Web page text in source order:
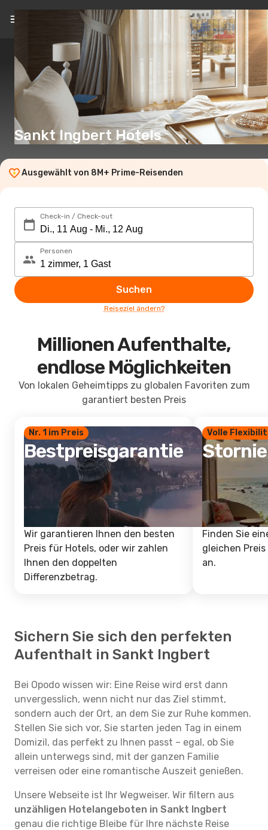
DE(CHF)
Sankt Ingbert Hotels
Ausgewählt von 8M+ Prime-Reisenden
Check-in / Check-out
Personen
Suchen
Reiseziel ändern?
Millionen Aufenthalte,
endlose Möglichkeiten
Von lokalen Geheimtipps zu globalen Favoriten zum
garantiert besten Preis
Nr. 1 im Preis
Bestpreisgarantie
Wir garantieren Ihnen den besten
Preis für Hotels, oder wir zahlen
Ihnen den doppelten
Differenzbetrag.
Volle
Finden Sie
gleichen
an.
Sichern Sie sich den perfekten
Aufenthalt in Sankt Ingbert
Bei Opodo wissen wir: Eine Reise wird erst dann
unvergesslich, wenn nicht nur das Ziel stimmt,
sondern auch der Ort, an dem Sie zur Ruhe kommen.
Stellen Sie sich vor, Sie starten jeden Tag in einem
Domizil, das perfekt zu Ihnen passt – egal, ob Sie
allein unterwegs sind, mit der ganzen Familie
verreisen oder eine romantische Auszeit genießen.
Unsere Webseite ist Ihr Wegweiser. Wir filtern aus
unzähligen Hotelangeboten in Sankt Ingbert
genau die richtige Bleibe für Ihre nächste Reise